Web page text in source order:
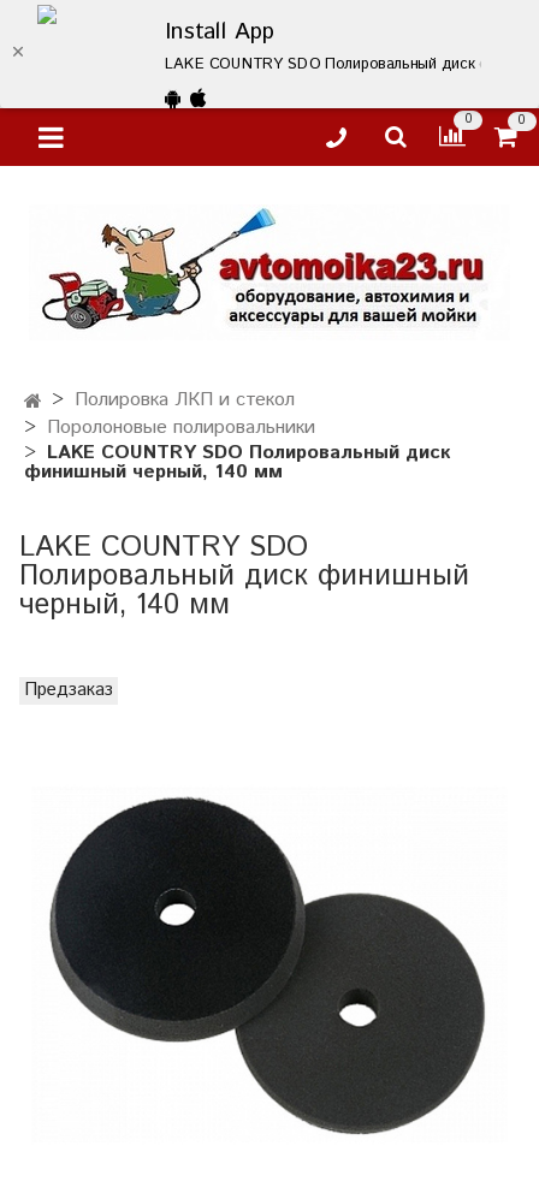
Install App
LAKE COUNTRY SDO Полировальный диск
0 0
Полировка ЛКП и стекол
Поролоновые полировальники
LAKE COUNTRY SDO Полировальный диск
финишный черный, 140 мм
LAKE COUNTRY SDO
Полировальный диск финишный
черный, 140 мм
Предзаказ